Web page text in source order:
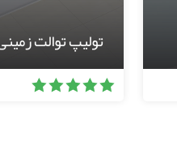
تولیپ توالت